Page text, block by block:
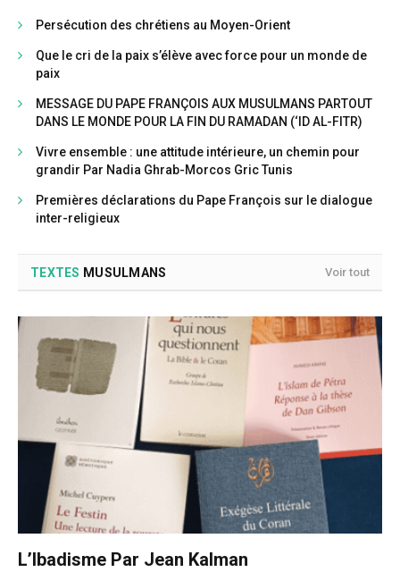
symboliquement la première alliance avec l’humanité après la
sainteté, d’autre part grâce à la première alliance conclue entre
Dieu et l’humanité par son intermédiaire.
Il constitue donc pour la théologie chrétienne du pluralisme
religieux un élément charnière.
Persécution des chrétiens au Moyen-Orient
Que le cri de la paix s’élève avec force pour un monde de
paix
MESSAGE DU PAPE FRANÇOIS AUX MUSULMANS PARTOUT
DANS LE MONDE POUR LA FIN DU RAMADAN (‘ID AL-FITR)
Vivre ensemble : une attitude intérieure, un chemin pour
grandir Par Nadia Ghrab-Morcos Gric Tunis
Premières déclarations du Pape François sur le dialogue
inter-religieux
TEXTES MUSULMANS Voir tout
L’Ibadisme Par Jean Kalman